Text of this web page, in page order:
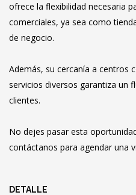
ofrece la flexibilidad necesaria
comerciales, ya sea como
de negocio.
Además, su cercanía a centros
servicios diversos garantiza un
clientes.
No dejes pasar esta
contáctanos para agendar una
DETALLE